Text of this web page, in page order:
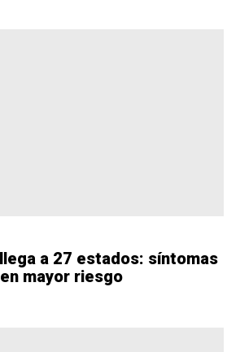
a 27 estados: síntomas
mayor riesgo